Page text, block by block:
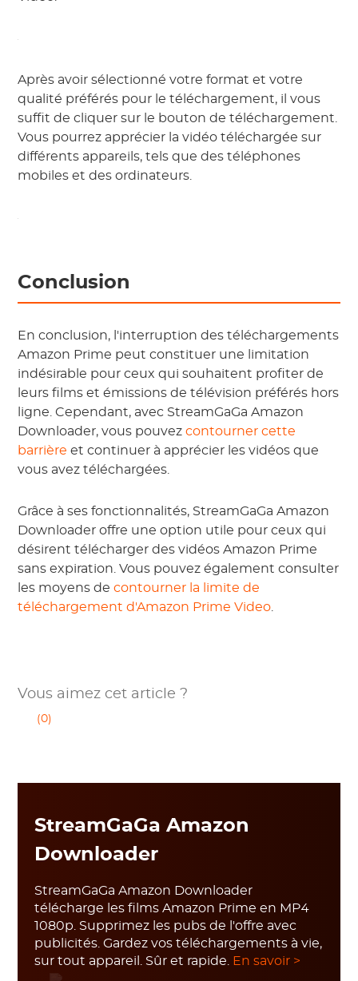
Après avoir sélectionné votre format et votre
qualité préférés pour le téléchargement, il vous
suffit de cliquer sur le bouton de téléchargement.
Vous pourrez apprécier la vidéo téléchargée sur
différents appareils, tels que des téléphones
mobiles et des ordinateurs.
Conclusion
En conclusion, l'interruption des téléchargements
Amazon Prime peut constituer une limitation
indésirable pour ceux qui souhaitent profiter de
leurs films et émissions de télévision préférés hors
ligne. Cependant, avec StreamGaGa Amazon
Downloader, vous pouvezcontourner cette
barrière et continuer à apprécier les vidéos que
vous avez téléchargées.
Grâce à ses fonctionnalités, StreamGaGa Amazon
Downloader offre une option utile pour ceux qui
désirent télécharger des vidéos Amazon Prime
sans expiration. Vous pouvez également consulter
les moyens decontourner la limite de
téléchargement d'Amazon Prime Video.
Vous aimez cet article ?
(0)
StreamGaGa Amazon
Downloader
StreamGaGa Amazon Downloader
télécharge les films Amazon Prime en MP4
1080p. Supprimez les pubs de l'offre avec
publicités. Gardez vos téléchargements à vie,
sur tout appareil. Sûr et rapide. En savoir >